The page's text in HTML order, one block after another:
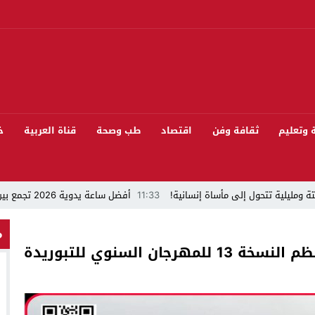
وتعليم ثقافة وفن اقتصاد طب وصحة قناة العربية
ومليلية تتحول إلى مأساة إنسانية! 11:33 أفضل ساعة يدوية 2026 تجمع بين الأناقة والدقة
بيئيا بغابة المقاومة بمدينة الخميسات
محمود عرشان رئيسا للكونفدرالية الإفريقية للكرة الحديدية؟
للتبوريدة